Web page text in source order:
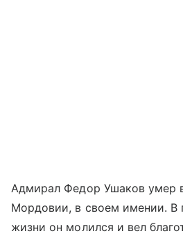
Адмирал Федор Ушаков умер
Мордовии, в своем имении. В
жизни он молился и вел